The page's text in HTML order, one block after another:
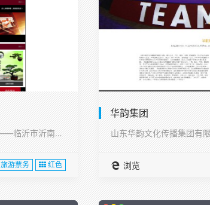
润松园位于中国物流之都商贸名城——临沂市沂南县,···
旅游票务 红色
华韵集团
浏览